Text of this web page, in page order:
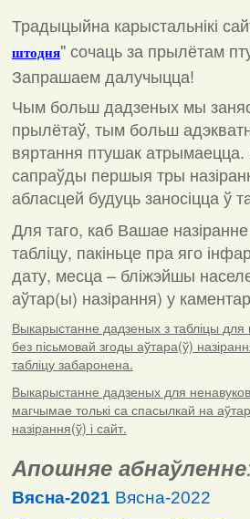
Традыцыйна карыстальнікі
штодня"сочаць за прылётам
Запрашаем далучыцца!
Чым больш дадзеных мы
прылётаў, тым больш
вяртання птушак атрымаецца.
сапраўды першыя тры
абласцей будуць заносіцца ў
Для таго, каб Вашае назіранне
табліцу, пакіньце пра яго
дату, месца – бліжэйшы
аўтар(ы) назірання) у
Выкарыстанне дадзеных з табліцы для
без пісьмовай згоды аўтара(ў)
табліцу забаронена.
Выкарыстанне дадзеных для
магчымае толькі са спасылкай на
назірання(ў) і сайт.
Апошняе абнаўленне
Вясна-2021 Вясна-2022